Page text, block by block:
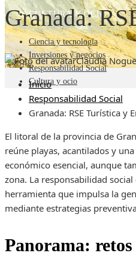
CULTURA Y OCIO
Ciencia y tecnología
Inversiones y negocios
Responsabilidad Social
Cultura y ocio
Granada:
Claudia
Inicio
Responsabilidad Social
Granada: RSE Turística y
El litoral de la provincia de
reúne playas, acantilados y
económico esencial, aunque
zona. La responsabilidad
herramienta que impulsa la
mediante estrategias
Panorama: